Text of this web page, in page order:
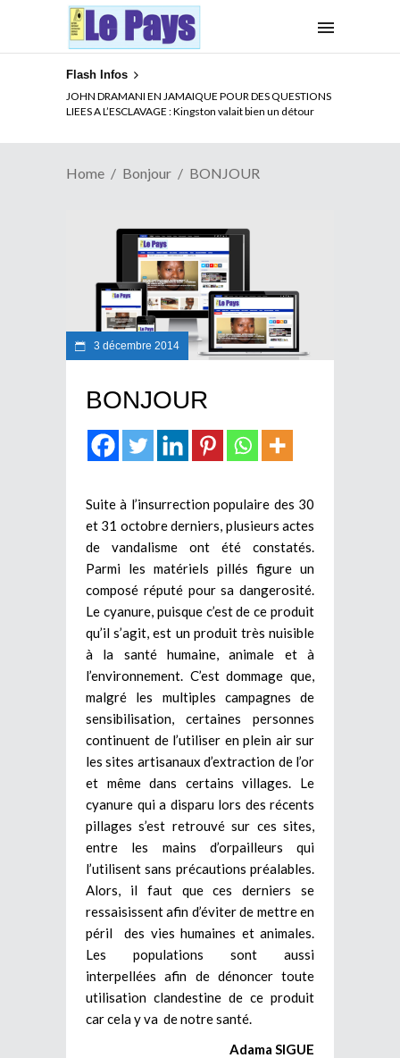
Flash Infos
JOHN DRAMANI EN JAMAIQUE POUR DES QUESTIONS
LIEES A L’ESCLAVAGE : Kingston valait bien un détour
Home Bonjour BONJOUR
3 décembre 2014
BONJOUR
Suite à l’insurrection populaire des 30
et 31 octobre derniers, plusieurs actes
de vandalisme ont été constatés.
Parmi les matériels pillés figure un
composé réputé pour sa dangerosité.
Le cyanure, puisque c’est de ce produit
qu’il s’agit, est un produit très nuisible
à la santé humaine, animale et à
l’environnement. C’est dommage que,
malgré les multiples campagnes de
sensibilisation, certaines personnes
continuent de l’utiliser en plein air sur
les sites artisanaux d’extraction de l’or
et même dans certains villages. Le
cyanure qui a disparu lors des récents
pillages s’est retrouvé sur ces sites,
entre les mains d’orpailleurs qui
l’utilisent sans précautions préalables.
Alors, il faut que ces derniers se
ressaisissent afin d’éviter de mettre en
péril des vies humaines et animales.
Les populations sont aussi
interpellées afin de dénoncer toute
utilisation clandestine de ce produit
car cela y va de notre santé.
Adama SIGUE